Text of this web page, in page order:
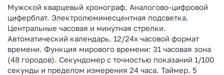
Мужской кварцевый хронограф. Аналогово-цифровой
циферблат. Электролюминесцентная подсветка.
Центральные часовая и минутная стрелки.
Автоматический календарь. 12/24х часовой формат
времени. Функция мирового времени: 31 часовая зона
(48 городов). Секундомер с точностью показаний 1/100
секунды и пределом измерения 24 часа. Таймер. 5